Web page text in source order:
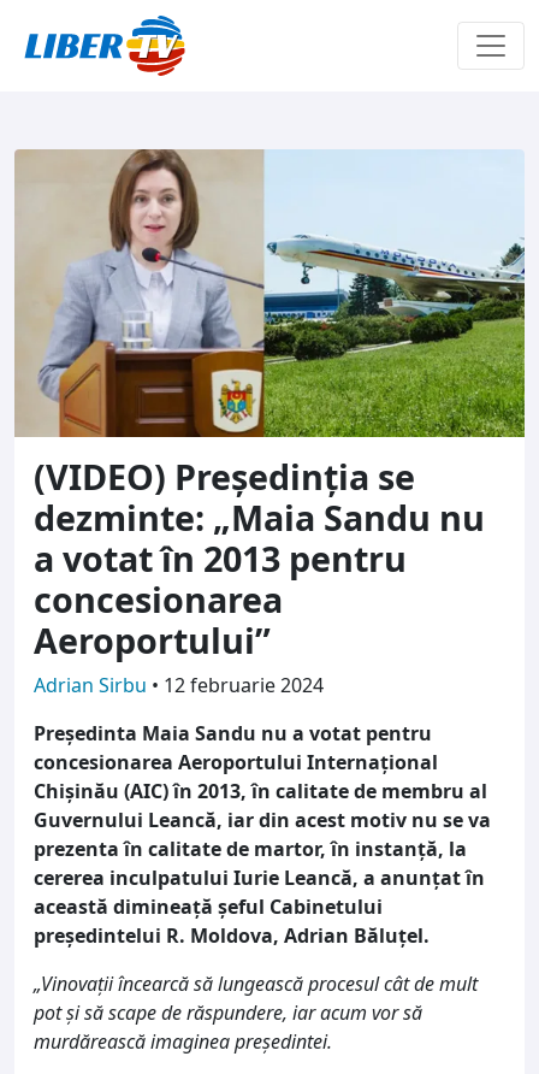
(VIDEO) Președinția se
dezminte: „Maia Sandu nu
a votat în 2013 pentru
concesionarea
Aeroportului”
Adrian Sirbu • 12 februarie 2024
Președinta Maia Sandu nu a votat pentru
concesionarea Aeroportului Internațional
Chișinău (AIC) în 2013, în calitate de membru al
Guvernului Leancă, iar din acest motiv nu se va
prezenta în calitate de martor, în instanță, la
cererea inculpatului Iurie Leancă, a anunțat în
această dimineață șeful Cabinetului
președintelui R. Moldova, Adrian Băluțel.
„Vinovații încearcă să lungească procesul cât de mult
pot și să scape de răspundere, iar acum vor să
murdărească imaginea președintei.